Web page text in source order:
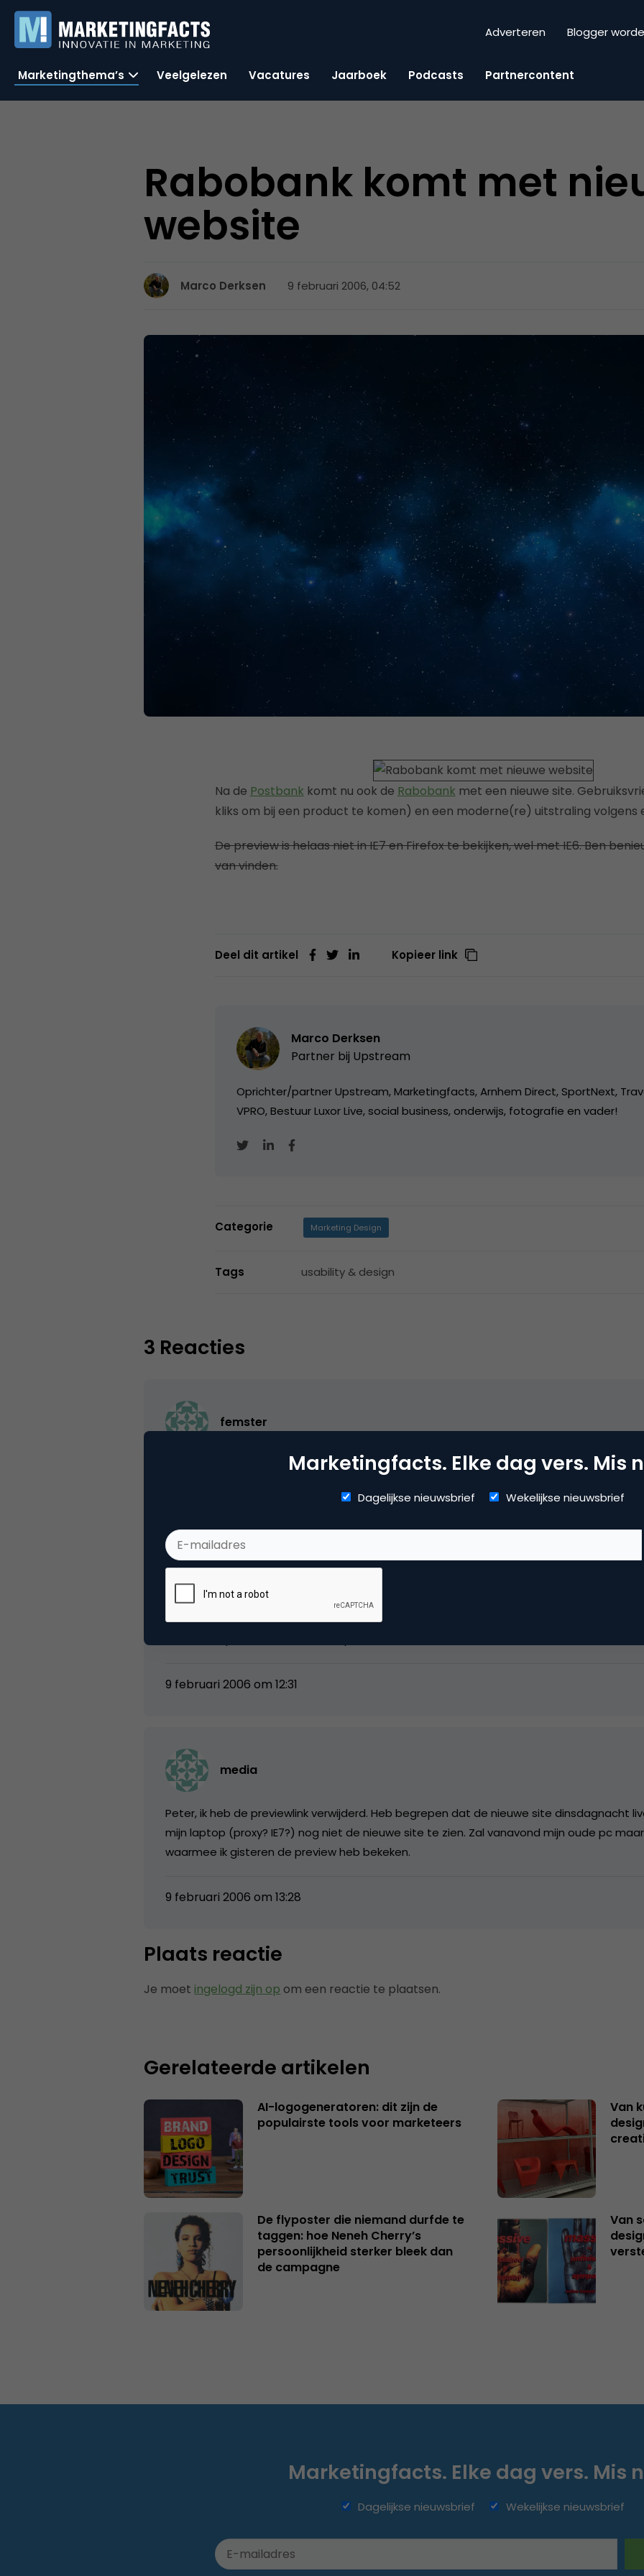
Adverteren Blogger
Marketingthema’s Veelgelezen Vacatures Jaarboek Podcasts Partnercontent
Rabobank komt met
website
Marco Derksen 9 februari 2006, 04:52
Na de Postbank komt nu ook de Rabobank met een nieuwe site.
kliks om bij een product te komen) en een moderne(re) uitstraling volgens
De preview is helaas niet in IE7 en Firefox te bekijken, wel met IE6. Ben
van vinden.
Deel dit artikel Kopieer link
Marco Derksen
Partner bij Upstream
Oprichter/partner Upstream, Marketingfacts, Arnhem Direct, SportNext,
VPRO, Bestuur Luxor Live, social business, onderwijs, fotografie en vader!
Categorie Marketing Design
Tags usability & design
3 Reacties
femster
de modernere uistraling doet het bij niet
Peter
9 februari 2006 om 12:31
media
Peter, ik heb de previewlink verwijderd. Heb begrepen dat de nieuwe site dinsdagnacht
mijn laptop (proxy? IE7?) nog niet de nieuwe site te zien. Zal vanavond mijn oude pc
waarmee ik gisteren de preview heb bekeken.
9 februari 2006 om 13:28
Plaats reactie
Je moet ingelogd zijn op om een reactie te plaatsen.
Gerelateerde artikelen
AI-logogeneratoren: dit zijn de
populairste tools voor marketeers
Van
De flyposter die niemand durfde te
taggen: hoe Neneh Cherry’s
persoonlijkheid sterker bleek dan
de campagne
Van
Marketingfacts. Elke dag vers. Mis
Dagelijkse nieuwsbrief Wekelijkse nieuwsbrief
Marketingfacts. Elke dag vers. Mis
Dagelijkse nieuwsbrief Wekelijkse nieuwsbrief